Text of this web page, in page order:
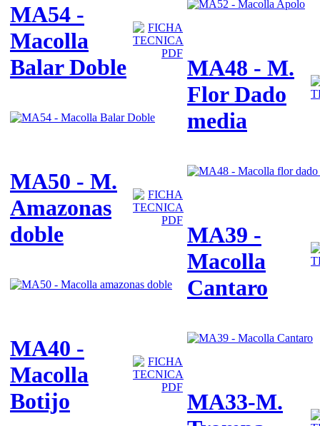
MA54 -
Macolla
Balar Doble
MA50 - M.
Amazonas
doble
MA40 -
Macolla
Botijo
MA48 - M.
Flor Dado
media
MA39 -
Macolla
Cantaro
MA33-M.